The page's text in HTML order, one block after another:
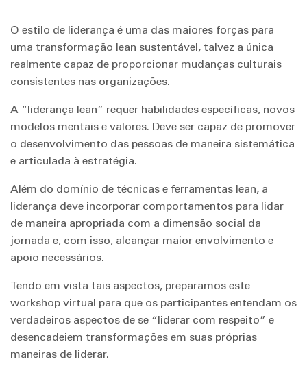
O estilo de liderança é uma das maiores forças para
uma transformação lean sustentável, talvez a única
realmente capaz de proporcionar mudanças culturais
consistentes nas organizações.
A “liderança lean” requer habilidades específicas, novos
modelos mentais e valores. Deve ser capaz de promover
o desenvolvimento das pessoas de maneira sistemática
e articulada à estratégia.
Além do domínio de técnicas e ferramentas lean, a
liderança deve incorporar comportamentos para lidar
de maneira apropriada com a dimensão social da
jornada e, com isso, alcançar maior envolvimento e
apoio necessários.
Tendo em vista tais aspectos, preparamos este
workshop virtual para que os participantes entendam os
verdadeiros aspectos de se “liderar com respeito” e
desencadeiem transformações em suas próprias
maneiras de liderar.